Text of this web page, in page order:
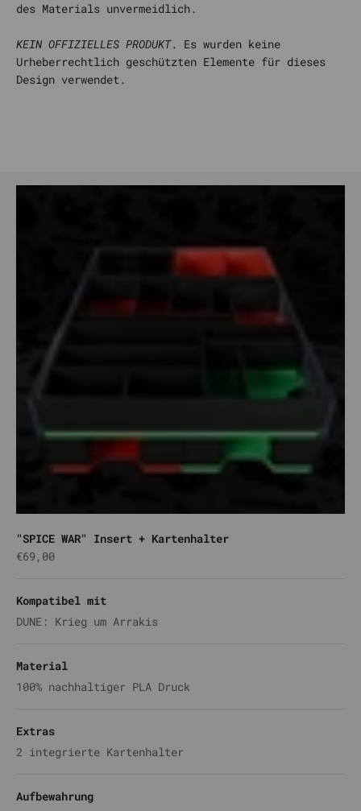
des Materials unvermeidlich.
KEIN OFFIZIELLES PRODUKT. Es wurden keine
Urheberrechtlich geschützten Elemente für dieses
Design verwendet.
"SPICE WAR" Insert + Kartenhalter
Angebot
€69,00
Kompatibel mit
DUNE: Krieg um Arrakis
Material
100% nachhaltiger PLA Druck
Extras
2 integrierte Kartenhalter
Aufbewahrung